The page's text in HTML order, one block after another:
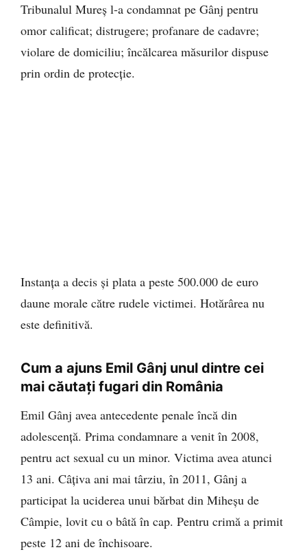
Tribunalul Mureș l-a condamnat pe Gânj pentru
omor calificat; distrugere; profanare de cadavre;
violare de domiciliu; încălcarea măsurilor dispuse
prin ordin de protecție.
Instanța a decis și plata a peste 500.000 de euro
daune morale către rudele victimei. Hotărârea nu
este definitivă.
Cum a ajuns Emil Gânj unul dintre cei
mai căutați fugari din România
Emil Gânj avea antecedente penale încă din
adolescență. Prima condamnare a venit în 2008,
pentru act sexual cu un minor. Victima avea atunci
13 ani. Câțiva ani mai târziu, în 2011, Gânj a
participat la uciderea unui bărbat din Miheșu de
Câmpie, lovit cu o bâtă în cap. Pentru crimă a primit
peste 12 ani de închisoare.